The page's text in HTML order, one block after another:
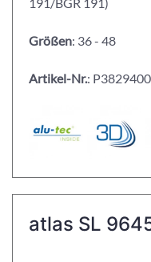
Größen: 36 - 48
Artikel-Nr.:
atlas SL